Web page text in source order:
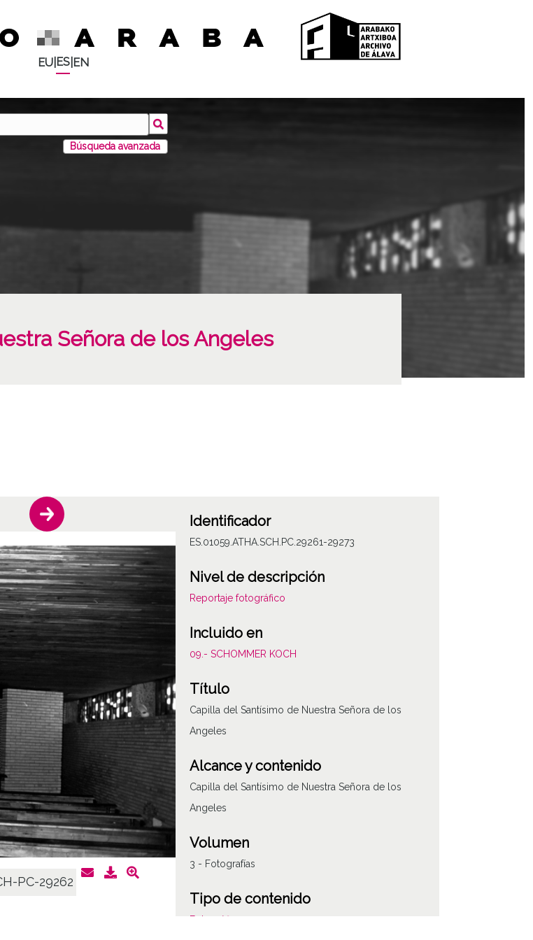
EU| ES| EN
Búsqueda avanzada
Señora de los Angeles
PC-29262
Identificador
ES.01059.ATHA.SCH.PC.29261-29273
Nivel de descripción
Reportaje fotográfico
Incluido en
09.- SCHOMMER KOCH
Título
Capilla del Santísimo de Nuestra Señora de los
Angeles
Alcance y contenido
Capilla del Santísimo de Nuestra Señora de los
Angeles
Volumen
3 - Fotografías
Tipo de contenido
Fotográfico